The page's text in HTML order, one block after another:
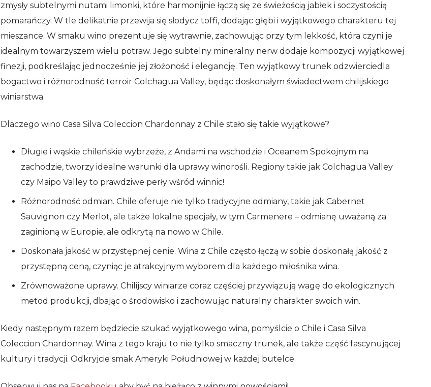
zmysły subtelnymi nutami limonki, które harmonijnie łączą się ze świeżością jabłek i soczystością
pomarańczy. W tle delikatnie przewija się słodycz toffi, dodając głębi i wyjątkowego charakteru tej
mieszance. W smaku wino prezentuje się wytrawnie, zachowując przy tym lekkość, która czyni je
idealnym towarzyszem wielu potraw. Jego subtelny mineralny nerw dodaje kompozycji wyjątkowej
finezji, podkreślając jednocześnie jej złożoność i elegancję. Ten wyjątkowy trunek odzwierciedla
bogactwo i różnorodność terroir Colchagua Valley, będąc doskonałym świadectwem chilijskiego
winiarstwa.
Dlaczego wino Casa Silva Coleccion Chardonnay z Chile stało się takie wyjątkowe?
Długie i wąskie chileńskie wybrzeże, z Andami na wschodzie i Oceanem Spokojnym na
zachodzie, tworzy idealne warunki dla uprawy winorośli. Regiony takie jak Colchagua Valley
czy Maipo Valley to prawdziwe perły wśród winnic!
Różnorodność odmian. Chile oferuje nie tylko tradycyjne odmiany, takie jak Cabernet
Sauvignon czy Merlot, ale także lokalne specjały, w tym Carmenere – odmianę uważaną za
zaginioną w Europie, ale odkrytą na nowo w Chile.
Doskonała jakość w przystępnej cenie. Wina z Chile często łączą w sobie doskonałą jakość z
przystępną ceną, czyniąc je atrakcyjnym wyborem dla każdego miłośnika wina.
Zrównoważone uprawy. Chilijscy winiarze coraz częściej przywiązują wagę do ekologicznych
metod produkcji, dbając o środowisko i zachowując naturalny charakter swoich win.
Kiedy następnym razem będziecie szukać wyjątkowego wina, pomyślcie o Chile i Casa Silva
Coleccion Chardonnay. Wina z tego kraju to nie tylko smaczny trunek, ale także część fascynującej
kultury i tradycji. Odkryjcie smak Ameryki Południowej w każdej butelce.